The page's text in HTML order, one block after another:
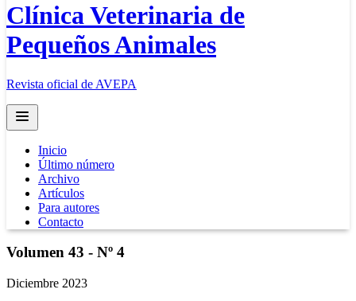
Clínica Veterinaria de
Pequeños Animales
Revista oficial de AVEPA
Open main menu
Inicio
Último número
Archivo
Artículos
Para autores
Contacto
Volumen 43 - Nº 4
Diciembre 2023